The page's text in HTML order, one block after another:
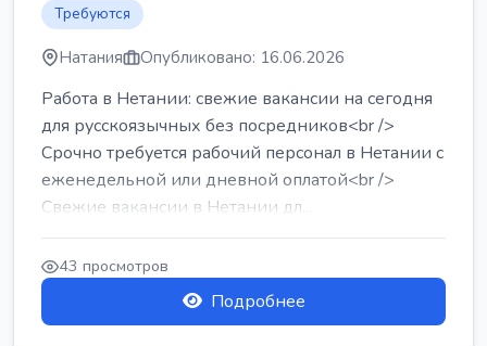
Требуются
Натания Опубликовано: 16.06.2026
Работа в Нетании: свежие вакансии на сегодня
для русскоязычных без посредников<br />
Срочно требуется рабочий персонал в Нетании с
еженедельной или дневной оплатой<br />
Свежие вакансии в Нетании дл...
43 просмотров
Подробнее